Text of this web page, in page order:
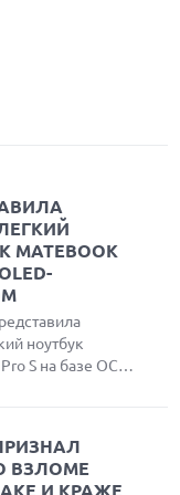
MATEBOOK
ноутбук
S на базе ОС
корпусом
ярким OLED-
ВЗЛОМЕ
И КРАЖЕ